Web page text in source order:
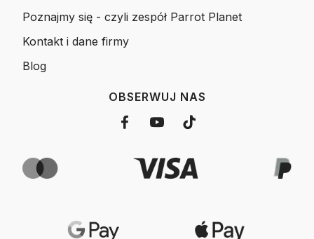
Poznajmy się - czyli zespół Parrot Planet
Kontakt i dane firmy
Blog
OBSERWUJ NAS